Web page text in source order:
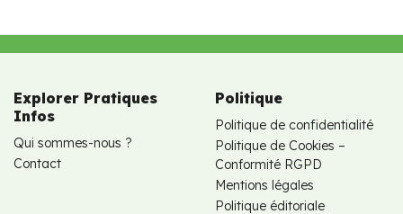
Explorer Pratiques
Infos
Qui sommes-nous ?
Contact
Politique
Politique de confidentialité
Politique de Cookies –
Conformité RGPD
Mentions légales
Politique éditoriale